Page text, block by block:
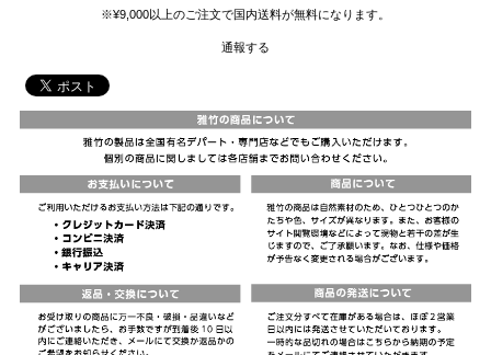
※¥9,000以上のご注文で国内送料が無料になります。
通報する